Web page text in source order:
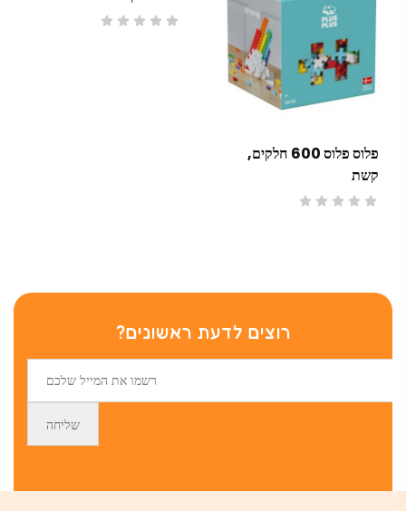
פלוס פלוס 600 חלקים,
קשת
רוצים לדעת ראשונים?